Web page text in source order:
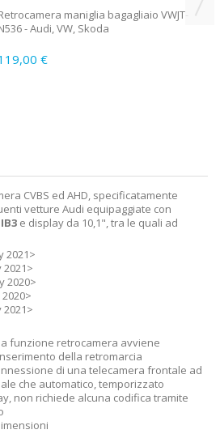
maniglia bagagliaio VWJT-
- Audi, VW, Skoda
€
CVBS ed AHD, specificatamente
vetture Audi equipaggiate con
e display da 10,1", tra le quali ad
2021>
2021>
2020>
2021>
funzione retrocamera avviene
della retromarcia
di una telecamera frontale ad
che automatico, temporizzato
non richiede alcuna codifica tramite